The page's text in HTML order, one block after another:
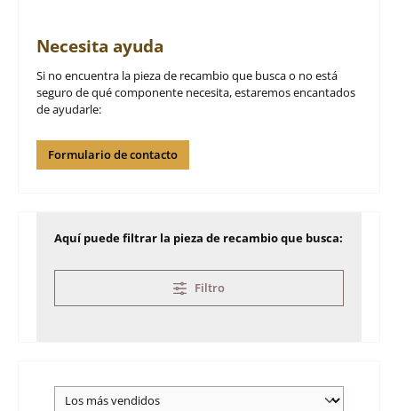
Necesita ayuda
Si no encuentra la pieza de recambio que busca o no está
seguro de qué componente necesita, estaremos encantados
de ayudarle:
Formulario de contacto
Aquí puede filtrar la pieza de recambio que busca:
Filtro